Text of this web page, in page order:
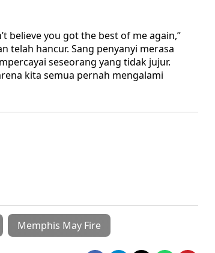
believe you got the best of me again,”
telah hancur. Sang penyanyi merasa
seseorang yang tidak jujur.
kita semua pernah mengalami
Memphis May Fire